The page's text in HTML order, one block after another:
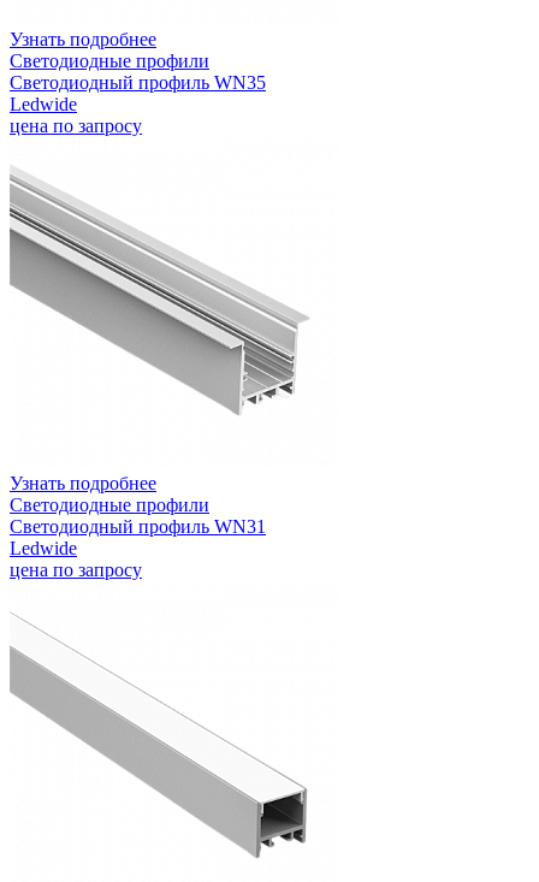
Узнать подробнее
Светодиодные профили
Светодиодный профиль WN35
Ledwide
цена по запросу
Узнать подробнее
Светодиодные профили
Светодиодный профиль WN31
Ledwide
цена по запросу